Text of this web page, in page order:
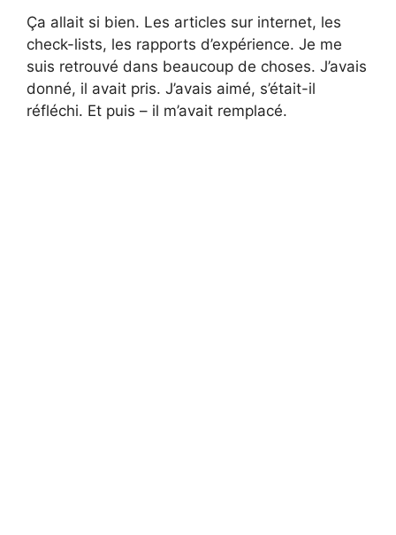
Ça allait si bien. Les articles sur internet, les
check-lists, les rapports d’expérience. Je me
suis retrouvé dans beaucoup de choses. J’avais
donné, il avait pris. J’avais aimé, s’était-il
réfléchi. Et puis – il m’avait remplacé.